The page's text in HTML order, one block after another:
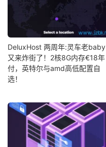
DeluxHost 两周年:灵车老baby
又来炸街了！2核8G内存€18年
付，英特尔与amd高低配置自
选！